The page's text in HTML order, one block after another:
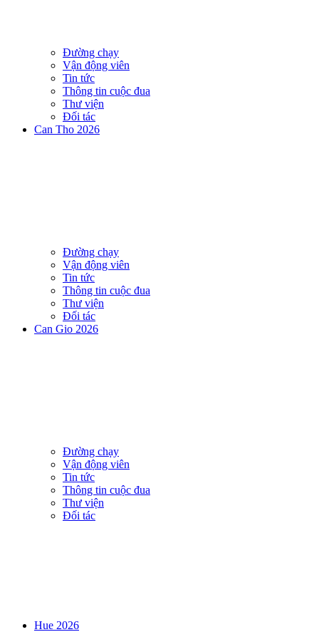
Đường chạy
Vận động viên
Tin tức
Thông tin cuộc đua
Thư viện
Đối tác
Can Tho 2026
Đường chạy
Vận động viên
Tin tức
Thông tin cuộc đua
Thư viện
Đối tác
Can Gio 2026
Đường chạy
Vận động viên
Tin tức
Thông tin cuộc đua
Thư viện
Đối tác
Hue 2026